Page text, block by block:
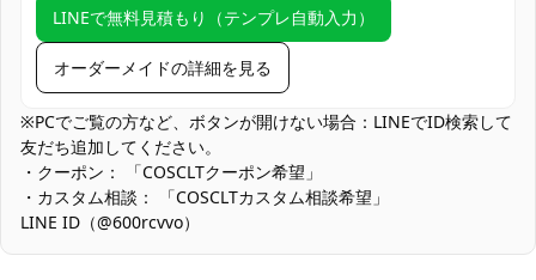
コスプレ対象
コスプレ愛好家、アニメや漫画、ゲームフ
ァン、出演者
収納方法
他の衣類と同じく、清潔に乾燥を保ち、鋭
い物によっての破れを避けてください。
商品状態
新品未使用
薄手生地の取り扱い：通気性と軽さを優先しているため、鋭利な
物との擦れや引っ掛けに注意。洗濯は優しく押し洗いし、陰干し
で形を整えてください。
LINEで無料見積もり（テンプレ自動入力）
オーダーメイドの詳細を見る
※PCでご覧の方など、ボタンが開けない場合：LINEでID検索して
友だち追加してください。
・クーポン： 「COSCLTクーポン希望」
・カスタム相談： 「COSCLTカスタム相談希望」
LINE ID（@600rcvvo）